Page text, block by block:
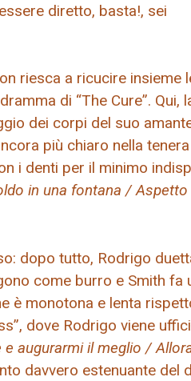
diretto, basta!, sei
riesca a ricucire insieme
di “The Cure”. Qui,
dei corpi del suo
più chiaro nella
i denti per il minimo
in una fontana /
dopo tutto, Rodrigo
come burro e Smith fa
è monotona e lenta
dove Rodrigo viene
augurarmi il meglio /
davvero estenuante del